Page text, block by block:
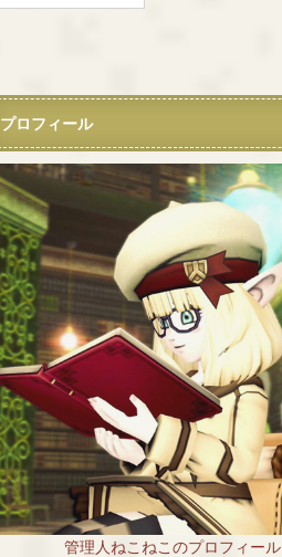
プロフィール
管理人ねこねこのプロフィール